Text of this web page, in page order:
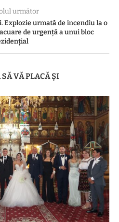
următor
Explozie urmată de incendiu la o
de urgență a unui bloc
VĂ PLACĂ ȘI